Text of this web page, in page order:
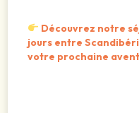
Découvrez notre
jours entre
votre prochaine